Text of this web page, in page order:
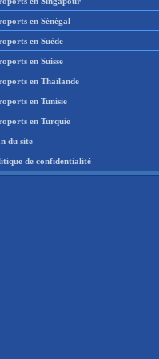
en Sénégal
en Suède
en Suisse
en Thaïlande
en Tunisie
en Turquie
du site
de confidentialité